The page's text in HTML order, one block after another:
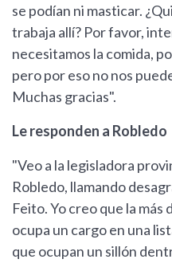
se podían ni masticar.
trabaja allí? Por favor,
necesitamos la comida,
pero por eso no nos
Muchas gracias".
Le responden a Robledo
"Veo a la legisladora
Robledo, llamando
Feito. Yo creo que la más
ocupa un cargo en una
que ocupan un sillón